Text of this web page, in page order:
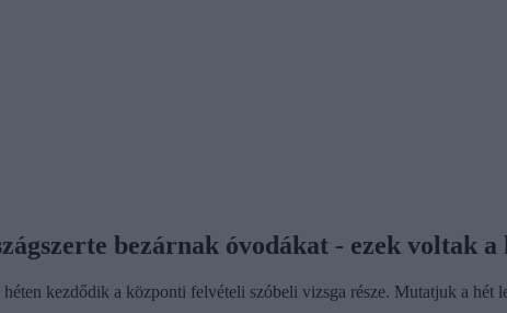
bezárnak óvodákat - ezek voltak
kezdődik a központi felvételi szóbeli vizsga része. Mutatjuk a hét